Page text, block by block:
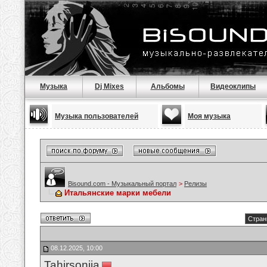
Музыка Dj Mixes Альбомы Видеоклипы
Музыка пользователей Моя музыка
Bisound.com - Музыкальный портал > Релизы
Итальянские марки мебели
08.12.2025, 10:00